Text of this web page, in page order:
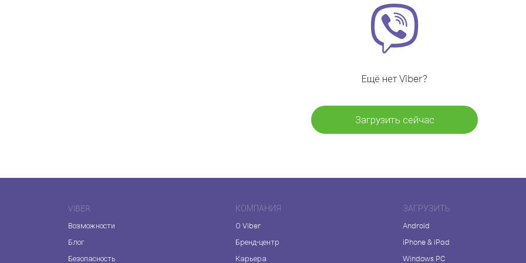
Ещё нет Viber?
Загрузить сейчас
VIBER
Возможности
Блог
Безопасность
КОМПАНИЯ
О Viber
Бренд-центр
Карьера
ЗАГРУЗИТЬ
Android
iPhone & iPad
Windows PC